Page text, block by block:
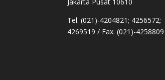
Tel. (021)-4204821; 4256572;
4269519 / Fax. (021)-4258809